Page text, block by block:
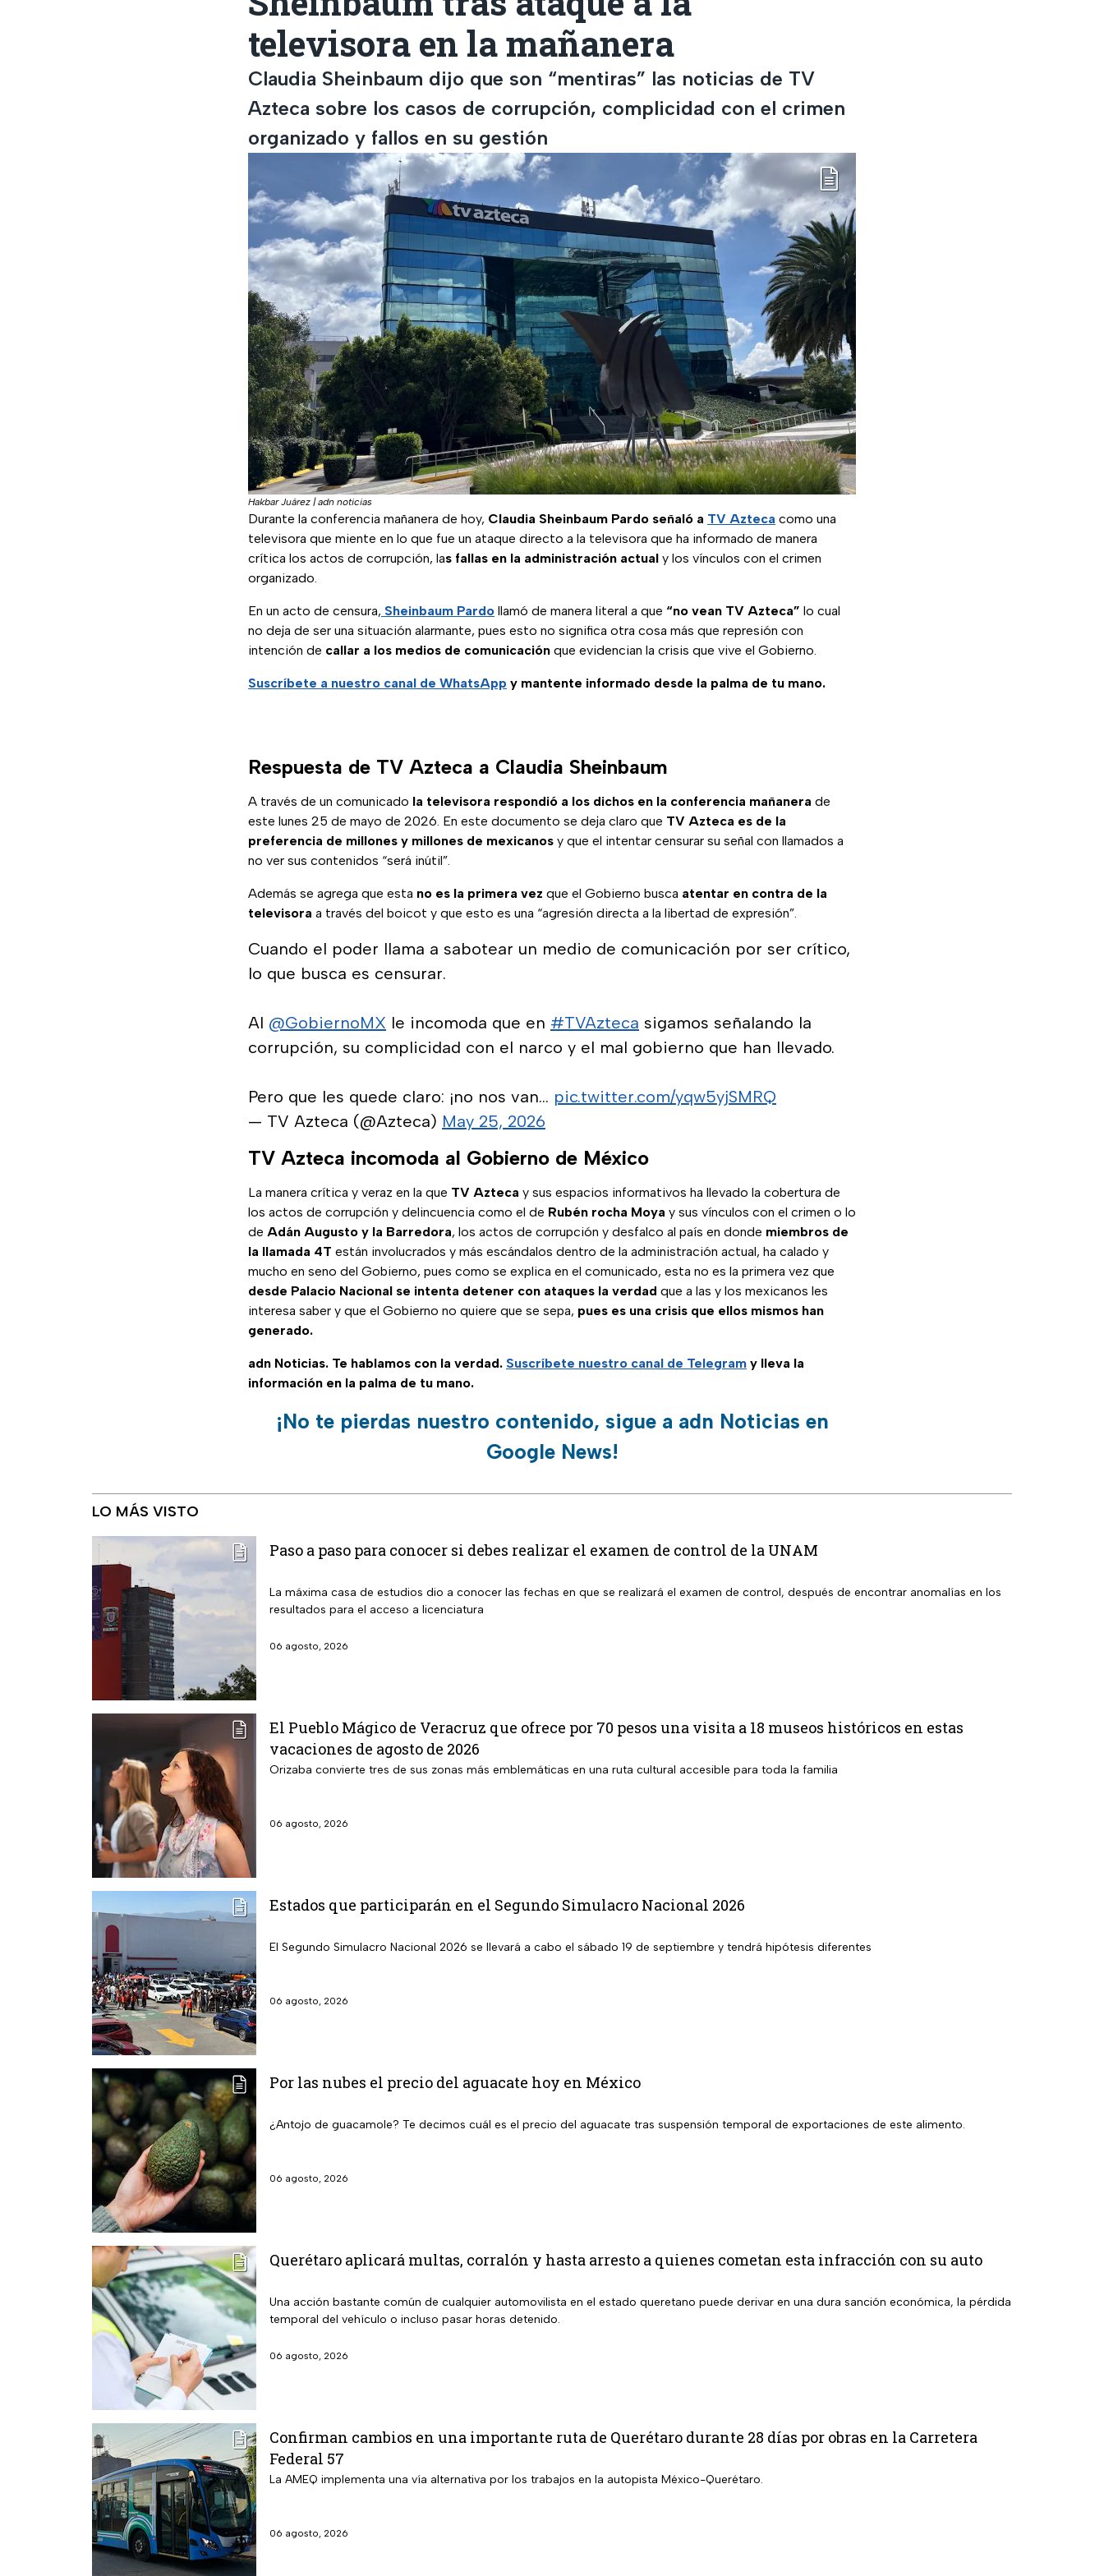
televisora en la mañanera
Claudia Sheinbaum dijo que son “mentiras” las noticias de TV
Azteca sobre los casos de corrupción, complicidad con el crimen
organizado y fallos en su gestión
Hakbar Juárez | adn noticias
Durante la conferencia mañanera de hoy, Claudia Sheinbaum Pardo señaló a TV Azteca como una
televisora que miente en lo que fue un ataque directo a la televisora que ha informado de manera
crítica los actos de corrupción, las fallas en la administración actual y los vínculos con el crimen
organizado.
En un acto de censura, Sheinbaum Pardo llamó de manera literal a que “no vean TV Azteca” lo cual
no deja de ser una situación alarmante, pues esto no significa otra cosa más que represión con
intención de callar a los medios de comunicación que evidencian la crisis que vive el Gobierno.
Suscríbete a nuestro canal de WhatsApp y mantente informado desde la palma de tu mano.
Respuesta de TV Azteca a Claudia Sheinbaum
A través de un comunicado la televisora respondió a los dichos en la conferencia mañanera de
este lunes 25 de mayo de 2026. En este documento se deja claro que TV Azteca es de la
preferencia de millones y millones de mexicanos y que el intentar censurar su señal con llamados a
no ver sus contenidos “será inútil”.
Además se agrega que esta no es la primera vez que el Gobierno busca atentar en contra de la
televisora a través del boicot y que esto es una “agresión directa a la libertad de expresión”.
Cuando el poder llama a sabotear un medio de comunicación por ser crítico,
lo que busca es censurar.
Al @GobiernoMX le incomoda que en #TVAzteca sigamos señalando la
corrupción, su complicidad con el narco y el mal gobierno que han llevado.
Pero que les quede claro: ¡no nos van… pic.twitter.com/yqw5yjSMRQ
— TV Azteca (@Azteca) May 25, 2026
TV Azteca incomoda al Gobierno de México
La manera crítica y veraz en la que TV Azteca y sus espacios informativos ha llevado la cobertura de
los actos de corrupción y delincuencia como el de Rubén rocha Moya y sus vínculos con el crimen o lo
de Adán Augusto y la Barredora, los actos de corrupción y desfalco al país en donde miembros de
la llamada 4T están involucrados y más escándalos dentro de la administración actual, ha calado y
mucho en seno del Gobierno, pues como se explica en el comunicado, esta no es la primera vez que
desde Palacio Nacional se intenta detener con ataques la verdad que a las y los mexicanos les
interesa saber y que el Gobierno no quiere que se sepa, pues es una crisis que ellos mismos han
generado.
adn Noticias. Te hablamos con la verdad. Suscríbete nuestro canal de Telegram y lleva la
información en la palma de tu mano.
¡No te pierdas nuestro contenido, sigue a adn Noticias en
Google News!
LO MÁS VISTO
Paso a paso para conocer si debes realizar el examen de control de la UNAM
La máxima casa de estudios dio a conocer las fechas en que se realizará el examen de control, después de encontrar anomalías en los
resultados para el acceso a licenciatura
06 agosto, 2026
El Pueblo Mágico de Veracruz que ofrece por 70 pesos una visita a 18 museos históricos en estas
vacaciones de agosto de 2026
Orizaba convierte tres de sus zonas más emblemáticas en una ruta cultural accesible para toda la familia
06 agosto, 2026
Estados que participarán en el Segundo Simulacro Nacional 2026
El Segundo Simulacro Nacional 2026 se llevará a cabo el sábado 19 de septiembre y tendrá hipótesis diferentes
06 agosto, 2026
Por las nubes el precio del aguacate hoy en México
¿Antojo de guacamole? Te decimos cuál es el precio del aguacate tras suspensión temporal de exportaciones de este alimento.
06 agosto, 2026
Querétaro aplicará multas, corralón y hasta arresto a quienes cometan esta infracción con su auto
Una acción bastante común de cualquier automovilista en el estado queretano puede derivar en una dura sanción económica, la pérdida
temporal del vehículo o incluso pasar horas detenido.
06 agosto, 2026
Confirman cambios en una importante ruta de Querétaro durante 28 días por obras en la Carretera
Federal 57
La AMEQ implementa una vía alternativa por los trabajos en la autopista México-Querétaro.
06 agosto, 2026